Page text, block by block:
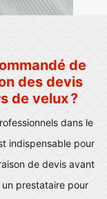
de
des devis
de velux ?
dans le
indispensable pour
de devis avant
prestataire pour